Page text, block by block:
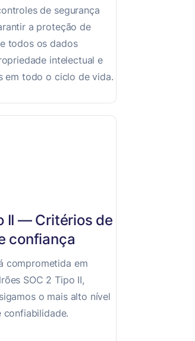
de segurança
a proteção de
todos os dados
intelectual e
em todo o ciclo de vida.
II — Critérios de
confiança
comprometida em
SOC 2 Tipo II,
o mais alto nível
confiabilidade.